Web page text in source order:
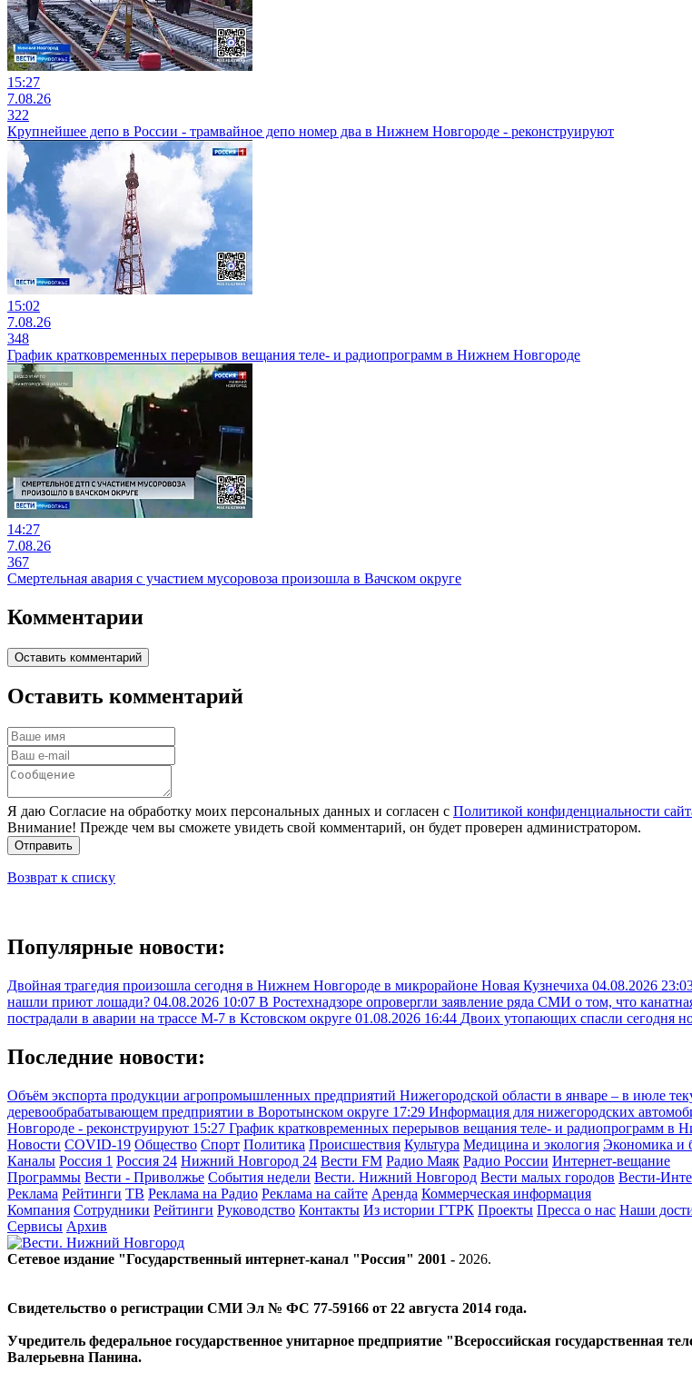
15:27
7.08.26
322
Крупнейшее депо в России - трамвайное депо номер два в Нижнем Новгороде - реконструируют
15:02
7.08.26
348
График кратковременных перерывов вещания теле- и радиопрограмм в Нижнем Новгороде
14:27
7.08.26
367
Смертельная авария с участием мусоровоза произошла в Вачском округе
Комментарии
Оставить комментарий
Оставить комментарий
Я даю Согласие на обработку моих персональных данных и согласен с Политикой конфиденциальности
Внимание! Прежде чем вы сможете увидеть свой комментарий, он будет проверен администратором.
Отправить
Возврат к списку
Популярные новости:
Двойная трагедия произошла сегодня в Нижнем Новгороде в микрорайоне Новая Кузнечиха 04.08.2026
нашли приют лошади? 04.08.2026 10:07 В Ростехнадзоре опровергли заявление ряда СМИ о том, что
пострадали в аварии на трассе М-7 в Кстовском округе 01.08.2026 16:44 Двоих утопающих спасли сегодня
Последние новости:
Объём экспорта продукции агропромышленных предприятий Нижегородской области в январе – в июле
деревообрабатывающем предприятии в Воротынском округе 17:29 Информация для нижегородских
Новгороде - реконструируют 15:27 График кратковременных перерывов вещания теле- и радиопрограмм в
Новости COVID-19 Общество Спорт Политика Происшествия Культура Медицина и экология Экономика и
Каналы Россия 1 Россия 24 Нижний Новгород 24 Вести FM Радио Маяк Радио России Интернет-вещание
Программы Вести - Приволжье События недели Вести. Нижний Новгород Вести малых городов Вести-
Реклама Рейтинги ТВ Реклама на Радио Реклама на сайте Аренда Коммерческая информация
Компания Сотрудники Рейтинги Руководство Контакты Из истории ГТРК Проекты Пресса о нас Наши
Сервисы Архив
Сетевое издание "Государственный интернет-канал "Россия" 2001 - 2026.
Свидетельство о регистрации СМИ Эл № ФС 77-59166 от 22 августа 2014 года.
Учредитель федеральное государственное унитарное предприятие "Всероссийская
Валерьевна Панина.